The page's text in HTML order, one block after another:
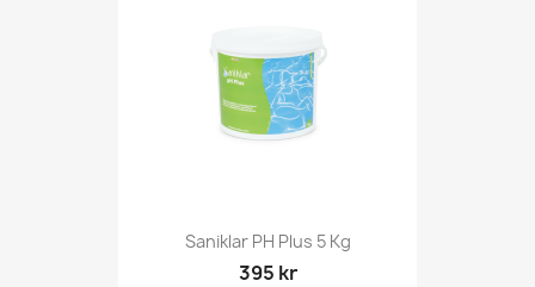
Saniklar PH Plus 5 Kg
395 kr